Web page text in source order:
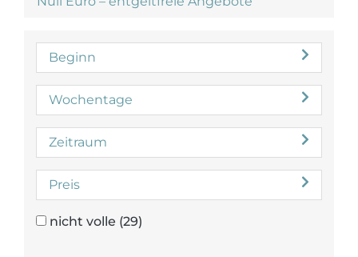
Beginn
Wochentage
Zeitraum
Preis
nicht volle (29)